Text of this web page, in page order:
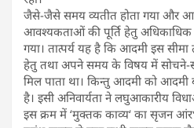
जैसे-जैसे समय व्यतीत होता गया और
आवश्यकताओं की पूर्ति हेतु अधिकाधिक
गया। तात्पर्य यह है कि आदमी इस
हेतु तथा अपने समय के विषय में
मिल पाता था। किन्तु आदमी को आदमी
है। इसी अनिवार्यता ने लघुआकारीय
इस क्रम में ‘मुक्तक काव्य‘ का सृजन